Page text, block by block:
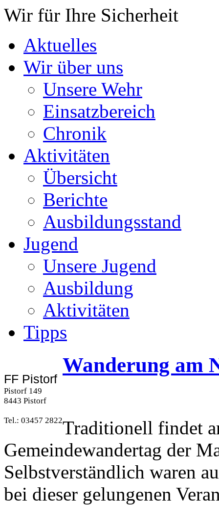
Wir für Ihre Sicherheit
Aktuelles
Wir über uns
Unsere Wehr
Einsatzbereich
Chronik
Aktivitäten
Übersicht
Berichte
Ausbildungsstand
Jugend
Unsere Jugend
Ausbildung
Aktivitäten
Tipps
FF Pistorf
Pistorf 149
8443 Pistorf
Tel.: 03457 2822
Wanderung am
Traditionell findet
Gemeindewandertag der
Selbstverständlich waren
bei dieser gelungenen